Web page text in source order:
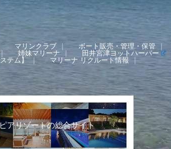
マリンクラブ
ボート販売・管理・保管
姉妹マリーナ
田井宮津ヨットハーバー
テム】
マリーナ リクルート情報
アリゾートの総合サイト